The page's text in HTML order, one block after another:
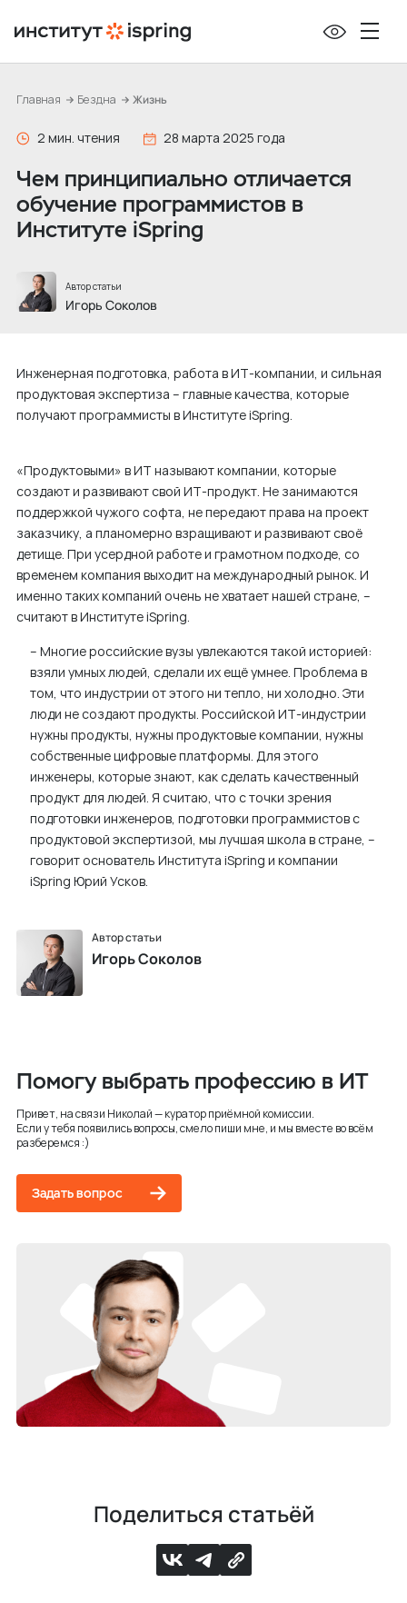
р
Главная Бездна Жизнь
2 мин. чтения 28 марта 2025 года
Чем принципиально отличается
обучение программистов в
Институте iSpring
Автор статьи
Игорь Соколов
Инженерная подготовка, работа в ИТ-компании, и сильная
продуктовая экспертиза – главные качества, которые
получают программисты в Институте iSpring.
«Продуктовыми» в ИТ называют компании, которые
создают и развивают свой ИТ-продукт. Не занимаются
поддержкой чужого софта, не передают права на проект
заказчику, а планомерно взращивают и развивают своё
детище. При усердной работе и грамотном подходе, со
временем компания выходит на международный рынок. И
именно таких компаний очень не хватает нашей стране, –
считают в Институте iSpring.
– Многие российские вузы увлекаются такой историей:
взяли умных людей, сделали их ещё умнее. Проблема в
том, что индустрии от этого ни тепло, ни холодно. Эти
люди не создают продукты. Российской ИТ-индустрии
нужны продукты, нужны продуктовые компании, нужны
собственные цифровые платформы. Для этого
инженеры, которые знают, как сделать качественный
продукт для людей. Я считаю, что с точки зрения
подготовки инженеров, подготовки программистов с
продуктовой экспертизой, мы лучшая школа в стране, –
говорит основатель Института iSpring и компании
iSpring Юрий Усков.
Автор статьи
Игорь Соколов
Помогу выбрать профессию в ИТ
Привет, на связи Николай — куратор приёмной комиссии.
Если у тебя появились вопросы, смело пиши мне, и мы вместе во всём
разберемся :)
Задать вопрос
Поделиться статьёй